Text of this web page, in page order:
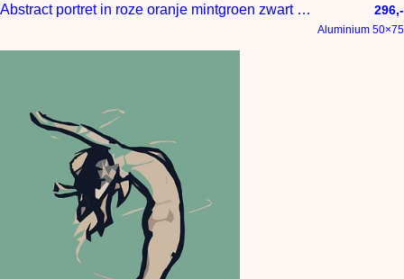
Abstract portret in roze oranje mintgroen zwart en wit 296,-
Aluminium 50×75